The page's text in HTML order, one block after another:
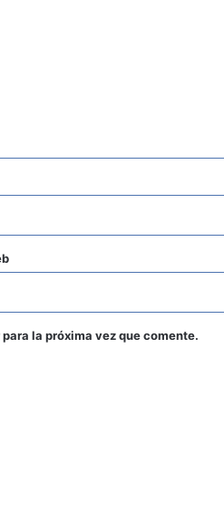
la próxima vez que comente.